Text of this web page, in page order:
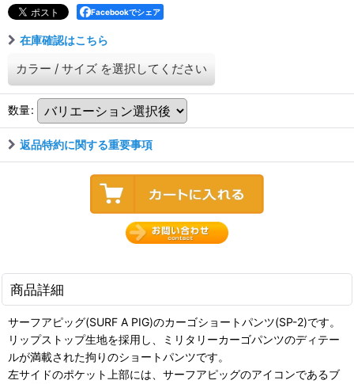
Facebookでシェア
在庫確認はこちら
カラー / サイズ を選択してください
数量:
返品特約に関する重要事項
商品詳細
サーフアピッグ(SURF A PIG)のカーゴショートパンツ(SP-2)です。
リップストップ生地を採用し、ミリタリーカーゴパンツのディテー
ルが満載された拘りのショートパンツです。
左サイドのポケット上部には、サーフアピッグのアイコンであるブ